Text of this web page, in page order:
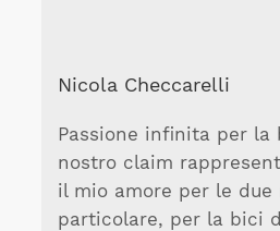
Nicola Checcarelli
Passione infinita per la
nostro claim
il mio amore per le due
particolare, per la bici